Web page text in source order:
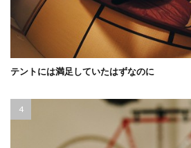
テントには満足していたはずなのに